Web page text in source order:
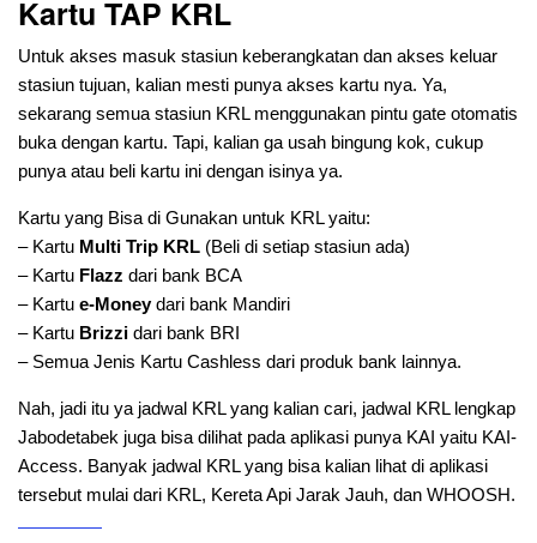
Kartu TAP KRL
Untuk akses masuk stasiun keberangkatan dan akses keluar
stasiun tujuan, kalian mesti punya akses kartu nya. Ya,
sekarang semua stasiun KRL menggunakan pintu gate otomatis
buka dengan kartu. Tapi, kalian ga usah bingung kok, cukup
punya atau beli kartu ini dengan isinya ya.
Kartu yang Bisa di Gunakan untuk KRL yaitu:
– Kartu Multi Trip KRL (Beli di setiap stasiun ada)
– Kartu Flazz dari bank BCA
– Kartu e-Moneydari bank Mandiri
– Kartu Brizzi dari bank BRI
– Semua Jenis Kartu Cashless dari produk bank lainnya.
Nah, jadi itu ya jadwal KRL yang kalian cari, jadwal KRL lengkap
Jabodetabek juga bisa dilihat pada aplikasi punya KAI yaitu KAI-
Access. Banyak jadwal KRL yang bisa kalian lihat di aplikasi
tersebut mulai dari KRL, Kereta Api Jarak Jauh, dan WHOOSH.